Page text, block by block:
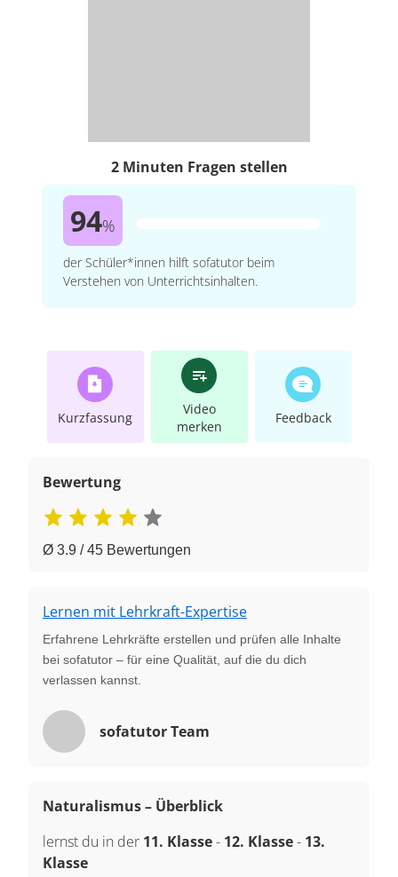
2 Minuten Fragen stellen
94%
der Schüler*innen hilft sofatutor beim
Verstehen von Unterrichtsinhalten.
Kurzfassung
Video
merken
Feedback
Bewertung
Ø 3.9 / 45 Bewertungen
Lernen mit Lehrkraft-Expertise
Erfahrene Lehrkräfte erstellen und prüfen alle Inhalte
bei sofatutor – für eine Qualität, auf die du dich
verlassen kannst.
sofatutor Team
Naturalismus – Überblick
lernst du in der 11. Klasse- 12. Klasse- 13.
Klasse